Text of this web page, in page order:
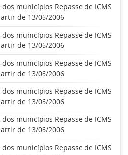
municípios Repasse de ICMS
de 13/06/2006
municípios Repasse de ICMS
de 13/06/2006
municípios Repasse de ICMS
de 13/06/2006
municípios Repasse de ICMS
de 13/06/2006
municípios Repasse de ICMS
de 13/06/2006
municípios Repasse de ICMS